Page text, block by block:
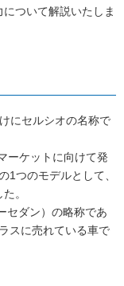
ついて解説いたしま
にセルシオの名称で
ーケットに向けて発
1つのモデルとして、
。
セダン）の略称であ
スに売れている車で